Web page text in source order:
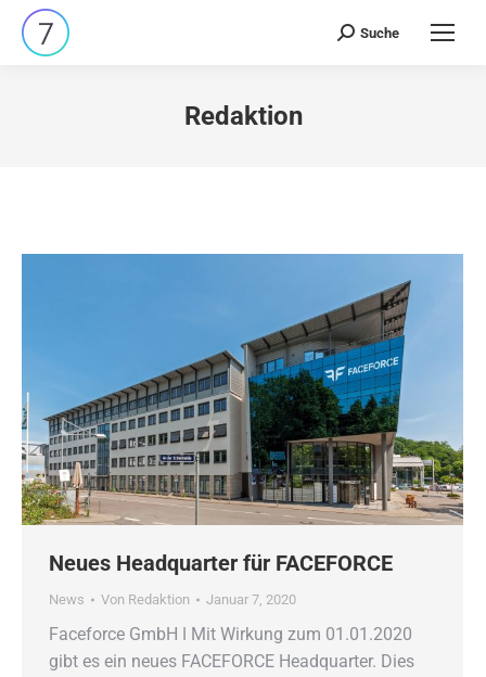
Search:
Suche
Redaktion
Neues Headquarter für FACEFORCE
News Von Redaktion Januar 7, 2020
Faceforce GmbH ǀ Mit Wirkung zum 01.01.2020
gibt es ein neues FACEFORCE Headquarter. Dies